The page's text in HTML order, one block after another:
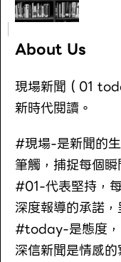
About Us
現場新聞（01
新時代閱讀。
#現場-是新聞的
筆觸，捕捉每個瞬
#01-代表堅持，
深度報導的承諾
#today-是態度，
深信新聞是情感